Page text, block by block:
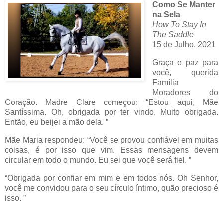
Como Se Manter
na Sela
How To Stay In
The Saddle
15 de Julho, 2021
Graça e paz para
você, querida
Família
Moradores do
Coração. Madre Clare começou: “Estou aqui, Mãe
Santíssima. Oh, obrigada por ter vindo. Muito obrigada.
Então, eu beijei a mão dela. ”
Mãe Maria respondeu: “Você se provou confiável em muitas
coisas, é por isso que vim. Essas mensagens devem
circular em todo o mundo. Eu sei que você será fiel. ”
“Obrigada por confiar em mim e em todos nós. Oh Senhor,
você me convidou para o seu círculo íntimo, quão precioso é
isso. ”